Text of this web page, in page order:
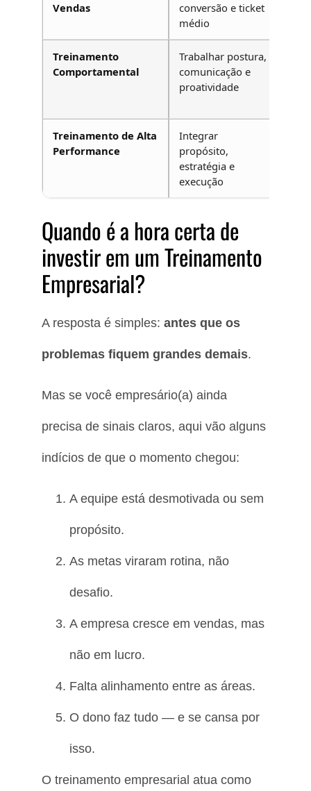
Vendas
conversão e ticket
médio
Treinamento
Comportamental
Trabalhar postura,
comunicação e
proatividade
Treinamento de Alta
Performance
Integrar
propósito,
estratégia e
execução
Quando é a hora certa de
investir em um Treinamento
Empresarial?
A resposta é simples: antes que os
problemas fiquem grandes demais.
Mas se você empresário(a) ainda
precisa de sinais claros, aqui vão alguns
indícios de que o momento chegou:
A equipe está desmotivada ou sem
propósito.
As metas viraram rotina, não
desafio.
A empresa cresce em vendas, mas
não em lucro.
Falta alinhamento entre as áreas.
O dono faz tudo — e se cansa por
isso.
O treinamento empresarial atua como